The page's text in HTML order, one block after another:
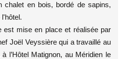
chalet en bois, bordé de sapins,
est mise en place et réalisée par
Joël Veyssière qui a travaillé au
l’Hôtel Matignon, au Méridien le